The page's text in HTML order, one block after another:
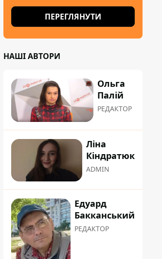
ПЕРЕГЛЯНУТИ
НАШІ АВТОРИ
Ольга
Палій
РЕДАКТОР
Ліна
Кіндратюк
ADMIN
Едуард
Бакканський
РЕДАКТОР